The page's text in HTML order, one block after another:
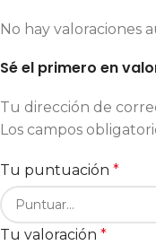
No hay valoraciones
Sé el primero en
Tu dirección de
Los campos
Tu puntuación *
Tu valoración *